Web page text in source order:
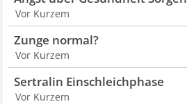
Vor Kurzem
Zunge normal?
Vor Kurzem
Sertralin Einschleichphase
Vor Kurzem